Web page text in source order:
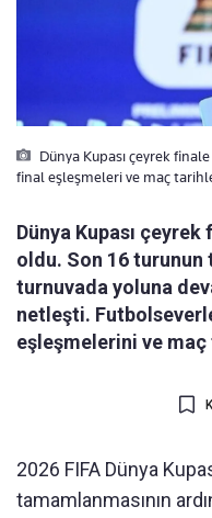
Dünya Kupası çeyrek
final eşleşmeleri ve maç
Dünya Kupası
oldu. Son 16 turunun
turnuvada yoluna
netleşti.
eşleşmelerini ve maç
2026 FIFA Dünya
tamamlanmasının